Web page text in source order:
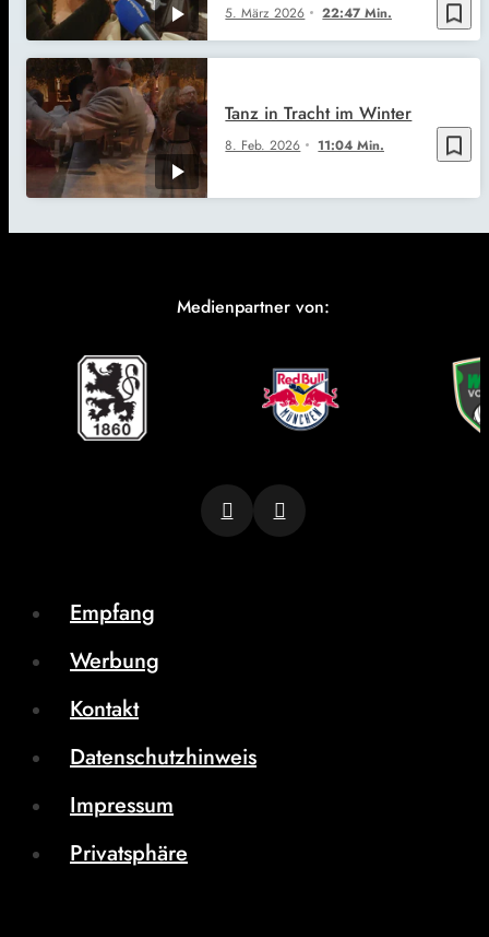
bookmark_border
5. März 2026 22:47 Min.
bookmark_border
8. Feb. 2026 11:04 Min.
Tanz in Tracht im Winter
Medienpartner von:
Empfang
Werbung
Kontakt
Datenschutzhinweis
Impressum
Privatsphäre